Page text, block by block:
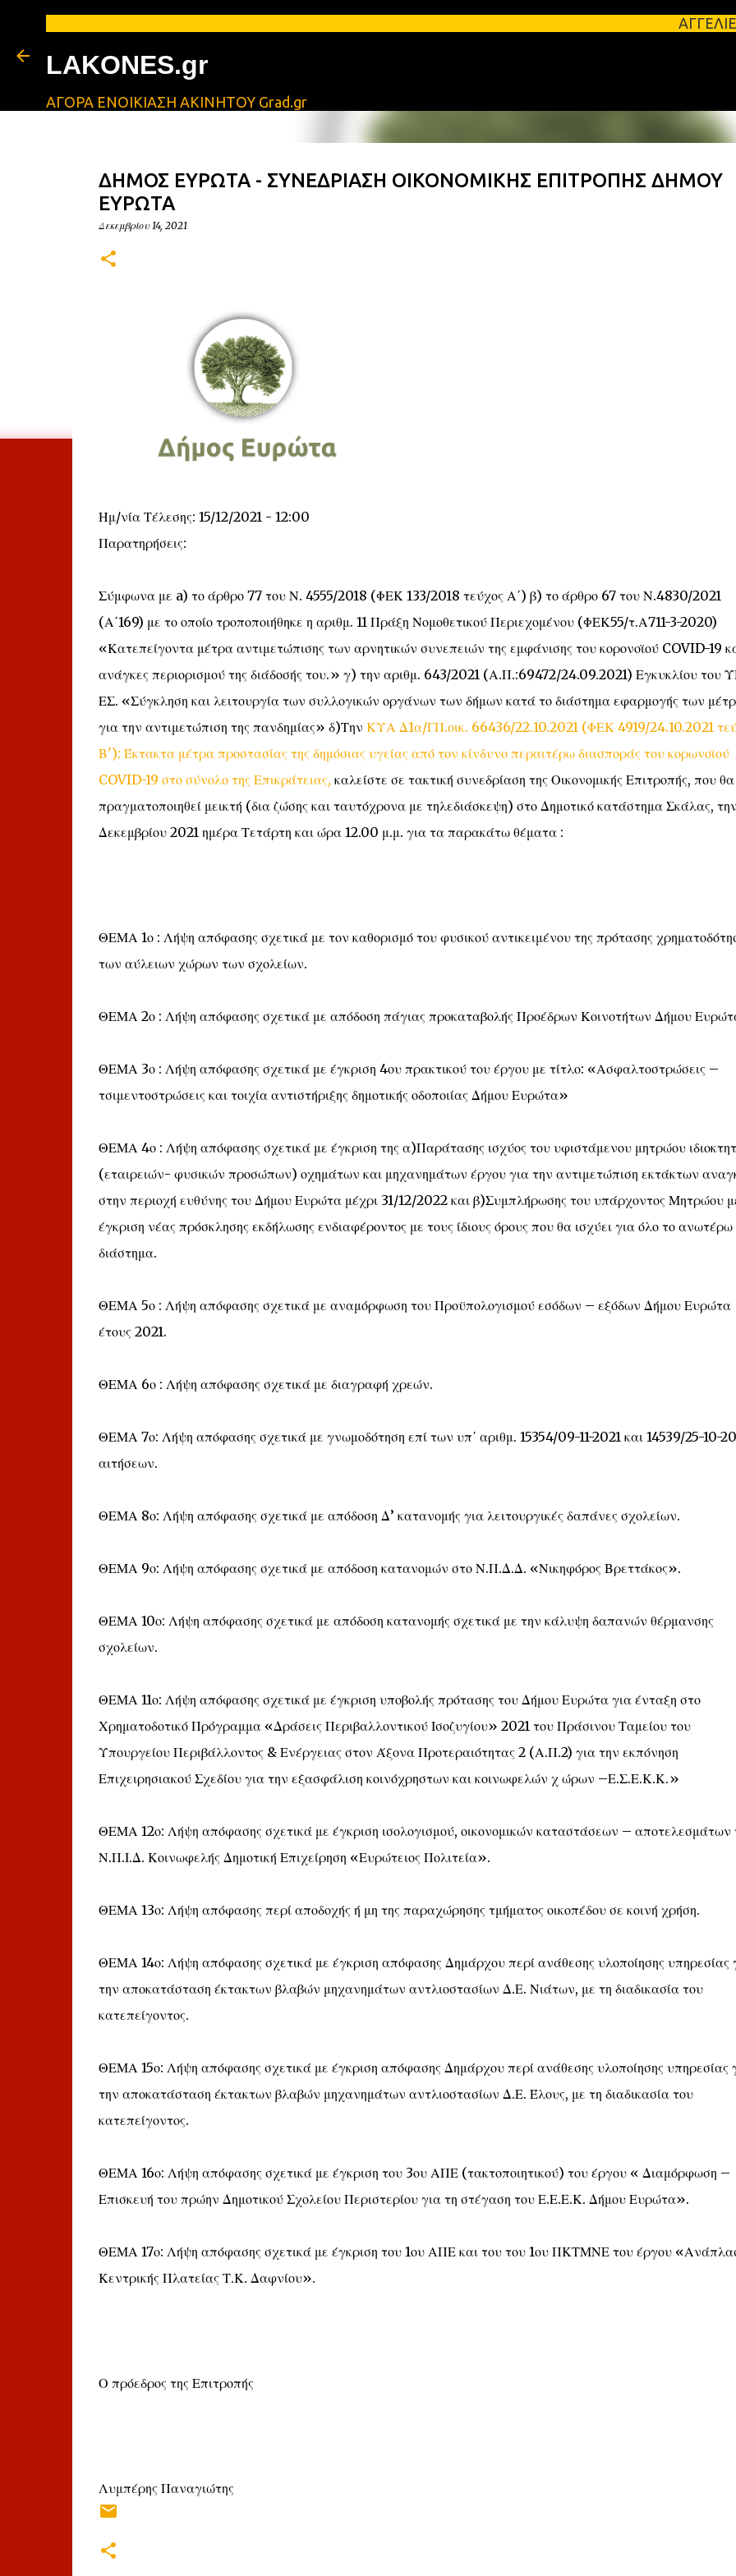
ΑΓΓΕΛΙΕΣ ΛΑΚΩΝΙΑΣ
LAKONES.gr
ΑΓΟΡΑ ΕΝΟΙΚΙΑΣΗ ΑΚΙΝΗΤΟΥ Grad.gr
ΔΗΜΟΣ ΕΥΡΩΤΑ - ΣΥΝΕΔΡΙΑΣΗ ΟΙΚΟΝΟΜΙΚΗΣ ΕΠΙΤΡΟΠΗΣ ΔΗΜΟΥ
ΕΥΡΩΤΑ
Δεκεμβρίου 14, 2021
Ημ/νία Τέλεσης: 15/12/2021 - 12:00
Παρατηρήσεις:
Σύμφωνα με a) το άρθρο 77 του Ν. 4555/2018 (ΦΕΚ 133/2018 τεύχος Α΄) β) το άρθρο 67 του Ν.4830/2021
(Α΄169) με το οποίο τροποποιήθηκε η αριθμ. 11 Πράξη Νομοθετικού Περιεχομένου (ΦΕΚ55/τ.Α711-3-2020)
«Κατεπείγοντα μέτρα αντιμετώπισης των αρνητικών συνεπειών της εμφάνισης του κορονοϊού COVID-19
ανάγκες περιορισμού της διάδοσής του.» γ) την αριθμ. 643/2021 (Α.Π.:69472/24.09.2021) Εγκυκλίου του
ΕΣ. «Σύγκληση και λειτουργία των συλλογικών οργάνων των δήμων κατά το διάστημα εφαρμογής των
για την αντιμετώπιση της πανδημίας» δ)Την ΚΥΑ Δ1α/ΓΠ.οικ. 66436/22.10.2021 (ΦΕΚ 4919/24.10.2021
Β'): Έκτακτα μέτρα προστασίας της δημόσιας υγείας από τον κίνδυνο περαιτέρω διασποράς του κορωνοϊού
COVID-19 στο σύνολο της Επικράτειας, καλείστε σε τακτική συνεδρίαση της Οικονομικής Επιτροπής, που θα
πραγματοποιηθεί μεικτή (δια ζώσης και ταυτόχρονα με τηλεδιάσκεψη) στο Δημοτικό κατάστημα Σκάλας,
Δεκεμβρίου 2021 ημέρα Τετάρτη και ώρα 12.00 μ.μ. για τα παρακάτω θέματα :
ΘΕΜΑ 1ο : Λήψη απόφασης σχετικά με τον καθορισμό του φυσικού αντικειμένου της πρότασης
των αύλειων χώρων των σχολείων.
ΘΕΜΑ 2ο : Λήψη απόφασης σχετικά με απόδοση πάγιας προκαταβολής Προέδρων Κοινοτήτων Δήμου
ΘΕΜΑ 3ο : Λήψη απόφασης σχετικά με έγκριση 4ου πρακτικού του έργου με τίτλο: «Ασφαλτοστρώσεις –
τσιμεντοστρώσεις και τοιχία αντιστήριξης δημοτικής οδοποιίας Δήμου Ευρώτα»
ΘΕΜΑ 4ο : Λήψη απόφασης σχετικά με έγκριση της α)Παράτασης ισχύος του υφιστάμενου μητρώου
(εταιρειών- φυσικών προσώπων) οχημάτων και μηχανημάτων έργου για την αντιμετώπιση εκτάκτων
στην περιοχή ευθύνης του Δήμου Ευρώτα μέχρι 31/12/2022 και β)Συμπλήρωσης του υπάρχοντος Μητρώου
έγκριση νέας πρόσκλησης εκδήλωσης ενδιαφέροντος με τους ίδιους όρους που θα ισχύει για όλο το ανωτέρω
διάστημα.
ΘΕΜΑ 5ο : Λήψη απόφασης σχετικά με αναμόρφωση του Προϋπολογισμού εσόδων – εξόδων Δήμου Ευρώτα
έτους 2021.
ΘΕΜΑ 6ο : Λήψη απόφασης σχετικά με διαγραφή χρεών.
ΘΕΜΑ 7ο: Λήψη απόφασης σχετικά με γνωμοδότηση επί των υπ΄ αριθμ. 15354/09-11-2021 και 14539/25-10-
αιτήσεων.
ΘΕΜΑ 8ο: Λήψη απόφασης σχετικά με απόδοση Δ’ κατανομής για λειτουργικές δαπάνες σχολείων.
ΘΕΜΑ 9ο: Λήψη απόφασης σχετικά με απόδοση κατανομών στο Ν.Π.Δ.Δ. «Νικηφόρος Βρεττάκος».
ΘΕΜΑ 10ο: Λήψη απόφασης σχετικά με απόδοση κατανομής σχετικά με την κάλυψη δαπανών θέρμανσης
σχολείων.
ΘΕΜΑ 11ο: Λήψη απόφασης σχετικά με έγκριση υποβολής πρότασης του Δήμου Ευρώτα για ένταξη στο
Χρηματοδοτικό Πρόγραμμα «Δράσεις Περιβαλλοντικού Ισοζυγίου» 2021 του Πράσινου Ταμείου του
Υπουργείου Περιβάλλοντος & Ενέργειας στον Άξονα Προτεραιότητας 2 (Α.Π.2) για την εκπόνηση
Επιχειρησιακού Σχεδίου για την εξασφάλιση κοινόχρηστων και κοινωφελών χ ώρων –Ε.Σ.Ε.Κ.Κ.»
ΘΕΜΑ 12ο: Λήψη απόφασης σχετικά με έγκριση ισολογισμού, οικονομικών καταστάσεων – αποτελεσμάτων
Ν.Π.Ι.Δ. Κοινωφελής Δημοτική Επιχείρηση «Ευρώτειος Πολιτεία».
ΘΕΜΑ 13ο: Λήψη απόφασης περί αποδοχής ή μη της παραχώρησης τμήματος οικοπέδου σε κοινή χρήση.
ΘΕΜΑ 14ο: Λήψη απόφασης σχετικά με έγκριση απόφασης Δημάρχου περί ανάθεσης υλοποίησης υπηρεσίας
την αποκατάσταση έκτακτων βλαβών μηχανημάτων αντλιοστασίων Δ.Ε. Νιάτων, με τη διαδικασία του
κατεπείγοντος.
ΘΕΜΑ 15ο: Λήψη απόφασης σχετικά με έγκριση απόφασης Δημάρχου περί ανάθεσης υλοποίησης υπηρεσίας
την αποκατάσταση έκτακτων βλαβών μηχανημάτων αντλιοστασίων Δ.Ε. Έλους, με τη διαδικασία του
κατεπείγοντος.
ΘΕΜΑ 16ο: Λήψη απόφασης σχετικά με έγκριση του 3ου ΑΠΕ (τακτοποιητικού) του έργου « Διαμόρφωση –
Επισκευή του πρώην Δημοτικού Σχολείου Περιστερίου για τη στέγαση του Ε.Ε.Ε.Κ. Δήμου Ευρώτα».
ΘΕΜΑ 17ο: Λήψη απόφασης σχετικά με έγκριση του 1ου ΑΠΕ και του του 1ου ΠΚΤΜΝΕ του έργου
Κεντρικής Πλατείας Τ.Κ. Δαφνίου».
Ο πρόεδρος της Επιτροπής
Λυμπέρης Παναγιώτης